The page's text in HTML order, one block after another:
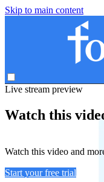
Skip to main content
Live stream preview
Watch this
Watch this video and
Start your free trial